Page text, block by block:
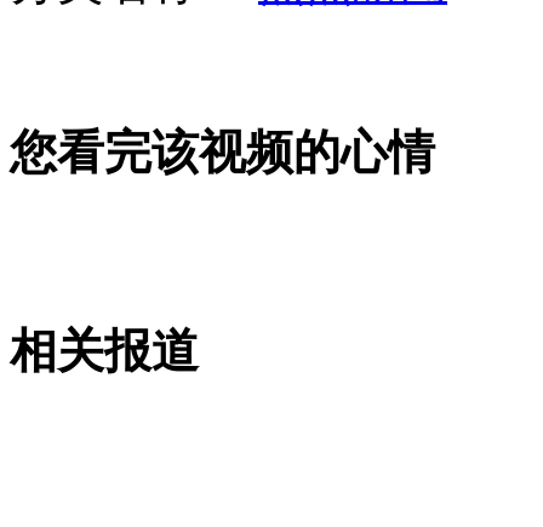
宠物犬半夜唤醒主人 帮其救患病女儿
您看完该视频的心情
相关报道